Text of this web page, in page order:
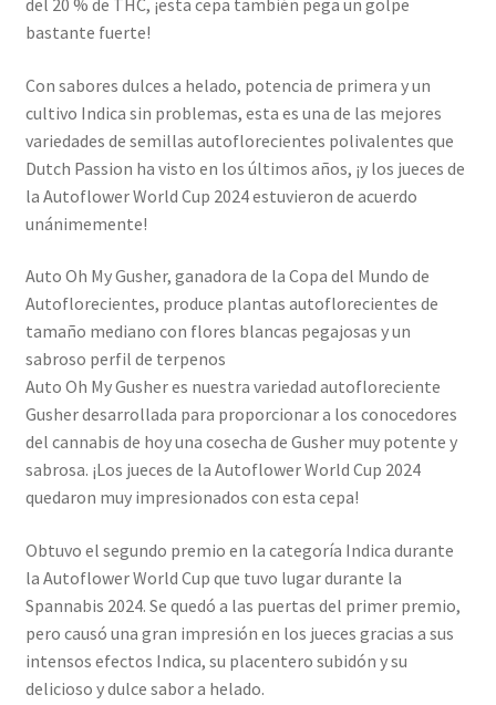
bastante fuerte!
Con sabores dulces a helado, potencia de primera y un
cultivo Indica sin problemas, esta es una de las mejores
variedades de semillas autoflorecientes polivalentes que
Dutch Passion ha visto en los últimos años, ¡y los jueces de
la Autoflower World Cup 2024 estuvieron de acuerdo
unánimemente!
Auto Oh My Gusher, ganadora de la Copa del Mundo de
Autoflorecientes, produce plantas autoflorecientes de
tamaño mediano con flores blancas pegajosas y un
sabroso perfil de terpenos
Auto Oh My Gusher es nuestra variedad autofloreciente
Gusher desarrollada para proporcionar a los conocedores
del cannabis de hoy una cosecha de Gusher muy potente y
sabrosa. ¡Los jueces de la Autoflower World Cup 2024
quedaron muy impresionados con esta cepa!
Obtuvo el segundo premio en la categoría Indica durante
la Autoflower World Cup que tuvo lugar durante la
Spannabis 2024. Se quedó a las puertas del primer premio,
pero causó una gran impresión en los jueces gracias a sus
intensos efectos Indica, su placentero subidón y su
delicioso y dulce sabor a helado.